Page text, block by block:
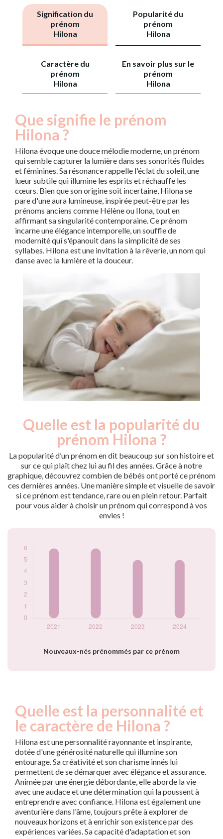
Signification du
prénom
Hilona
Popularité du
prénom
Hilona
Caractère du
prénom
Hilona
En savoir plus sur le
prénom
Hilona
Que signifie le prénom
Hilona ?
Hilona évoque une douce mélodie moderne, un prénom
qui semble capturer la lumière dans ses sonorités fluides
et féminines. Sa résonance rappelle l'éclat du soleil, une
lueur subtile qui illumine les esprits et réchauffe les
cœurs. Bien que son origine soit incertaine, Hilona se
pare d'une aura lumineuse, inspirée peut-être par les
prénoms anciens comme Hélène ou Ilona, tout en
affirmant sa singularité contemporaine. Ce prénom
incarne une élégance intemporelle, un souffle de
modernité qui s'épanouit dans la simplicité de ses
syllabes. Hilona est une invitation à la rêverie, un nom qui
danse avec la lumière et la douceur.
Quelle est la popularité du
prénom Hilona ?
La popularité d’un prénom en dit beaucoup sur son histoire et
sur ce qui plaît chez lui au fil des années. Grâce à notre
graphique, découvrez combien de bébés ont porté ce prénom
ces dernières années. Une manière simple et visuelle de savoir
si ce prénom est tendance, rare ou en plein retour. Parfait
pour vous aider à choisir un prénom qui correspond à vos
envies !
Nouveaux-nés prénommés par ce prénom
Popularité du
prénom Hilona par
année
Année
Nouveaux-
nés
2022
6
2023
5
2024
5
Quelle est la personnalité et
le caractère de Hilona ?
Hilona est une personnalité rayonnante et inspirante,
dotée d'une générosité naturelle qui illumine son
entourage. Sa créativité et son charisme innés lui
permettent de se démarquer avec élégance et assurance.
Animée par une énergie débordante, elle aborde la vie
avec une audace et une détermination qui la poussent à
entreprendre avec confiance. Hilona est également une
aventurière dans l'âme, toujours prête à explorer de
nouveaux horizons et à enrichir son existence par des
expériences variées. Sa capacité d'adaptation et son